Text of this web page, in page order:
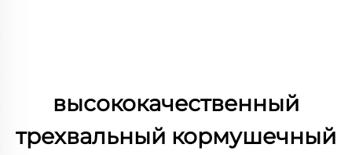
высококачественный
трехвальный кормушечный